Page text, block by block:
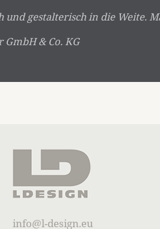
gestalterisch in die Weite.
& Co. KG
info@l-design.eu